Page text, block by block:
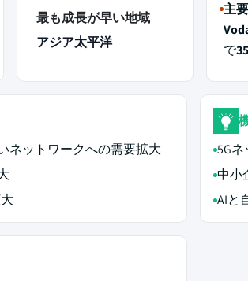
最も成長が早い地域
アジア太平洋
主
で
ネットワークへの需要拡大
5G
中小
AIと